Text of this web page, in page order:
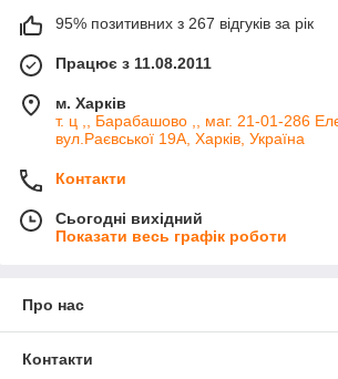
95% позитивних з 267 відгуків за рік
Працює з 11.08.2011
м. Харків
т. ц ,, Барабашово ,, маг. 21-01-286
вул.Раєвської 19А, Харків, Україна
Контакти
Сьогодні вихідний
Показати весь графік роботи
Про нас
Контакти